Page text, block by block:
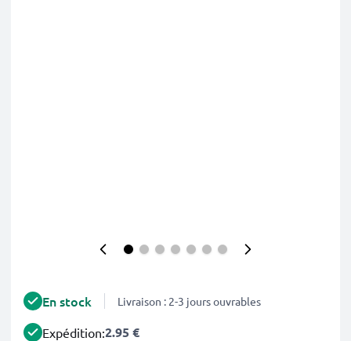
En stock Livraison : 2-3 jours ouvrables
Expédition:2.95 €